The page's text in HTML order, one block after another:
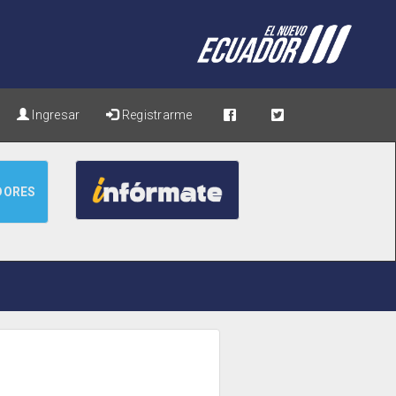
Ingresar Registrarme